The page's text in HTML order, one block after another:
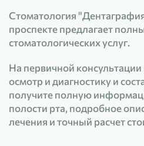
Стоматология
проспекте предлагает
стоматологических услуг.
На первичной
осмотр и диагностику и
получите полную
полости рта, подробное
лечения и точный расчет